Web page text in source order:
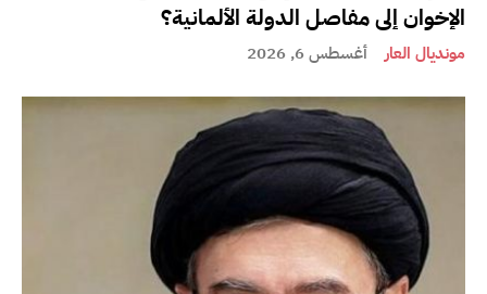
الإخوان إلى مفاصل الدولة الألمانية؟
مونديال العار أغسطس 6, 2026